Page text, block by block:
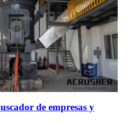
de empresas y